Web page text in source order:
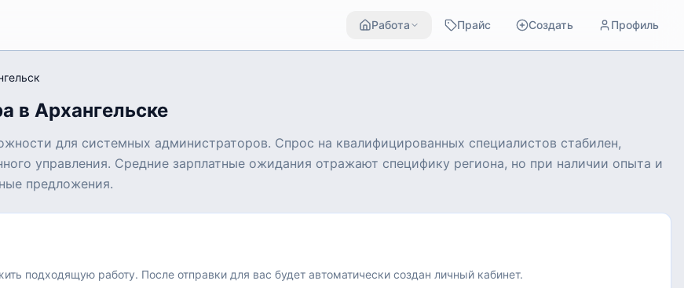
Работа Прайс Создать Профиль
в Архангельске
для системных администраторов. Спрос на квалифицированных специалистов стабилен,
управления. Средние зарплатные ожидания отражают специфику региона, но при наличии опыта и
предложения.
подходящую работу. После отправки для вас будет автоматически создан личный кабинет.